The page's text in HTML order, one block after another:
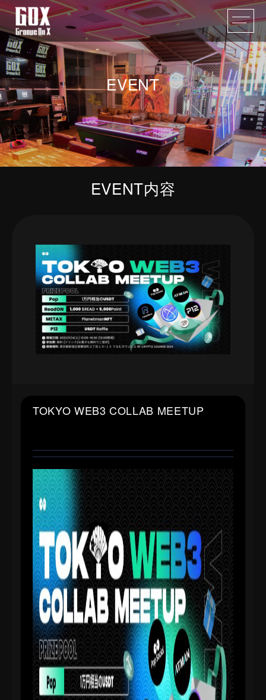
EVENT
EVENT内容
TOKYO WEB3 COLLAB MEETUP